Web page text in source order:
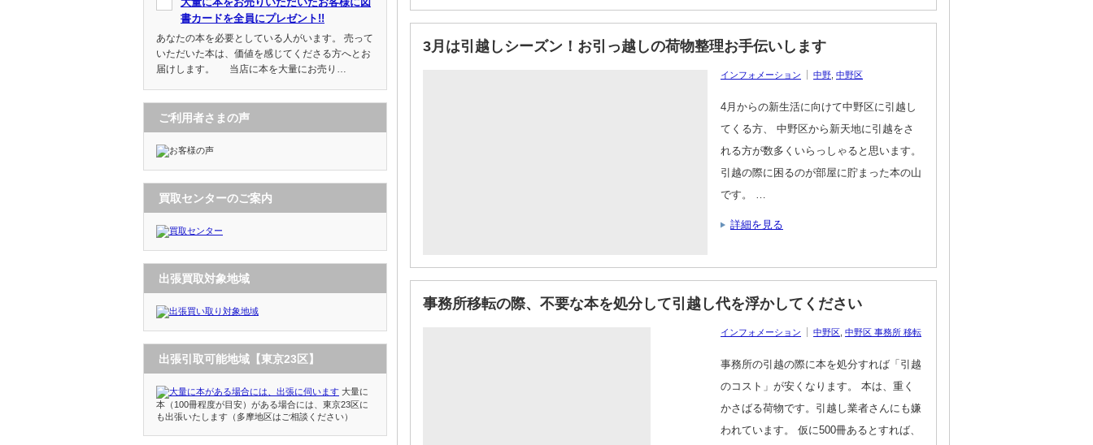
3月は引越しシーズン！お引っ越しの荷物整理お手伝いします
インフォメーション 中野 中野区
4月からの新生活に向けて中野区に引越し
てくる方、 中野区から新天地に引越をさ
れる方が数多くいらっしゃると思います。
引越の際に困るのが部屋に貯まった本の山
です。 …
詳細を見る
事務所移転の際、不要な本を処分して引越し代を浮かしてください
インフォメーション 中野区 中野区 事務所 移転
事務所の引越の際に本を処分すれば「引越
のコスト」が安くなります。 本は、重く
かさばる荷物です。引越し業者さんにも嫌
われています。 仮に500冊あるとすれば、
書カードを全員にプレゼント!!
あなたの本を必要としている人がいます。 売って
いただいた本は、価値を感じてくださる方へとお
届けします。 当店に本を大量にお売り…
ご利用者さまの声
買取センターのご案内
出張買取対象地域
出張引取可能地域【東京23区】
大量に
本（100冊程度が目安）がある場合には、東京23区に
も出張いたします（多摩地区はご相談ください）